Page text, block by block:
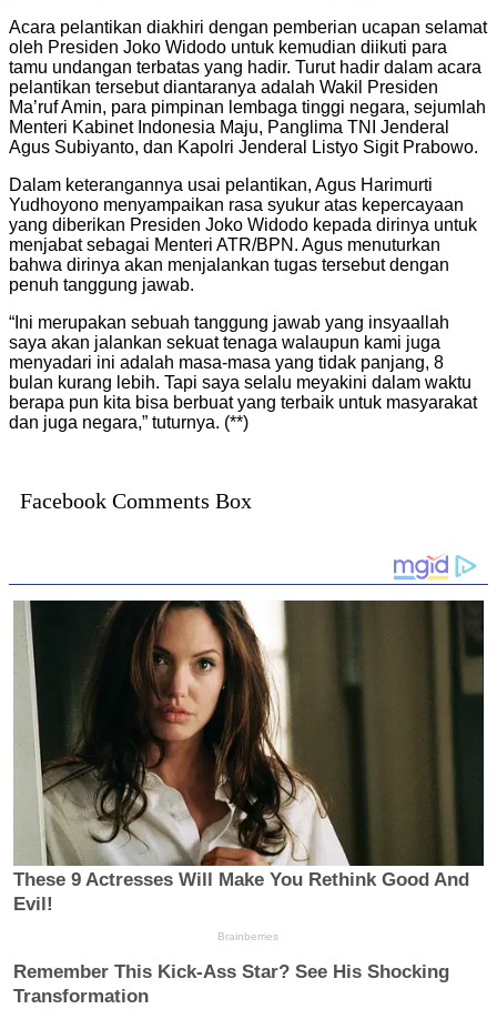
Acara pelantikan diakhiri dengan pemberian ucapan selamat
oleh Presiden Joko Widodo untuk kemudian diikuti para
tamu undangan terbatas yang hadir. Turut hadir dalam acara
pelantikan tersebut diantaranya adalah Wakil Presiden
Ma’ruf Amin, para pimpinan lembaga tinggi negara, sejumlah
Menteri Kabinet Indonesia Maju, Panglima TNI Jenderal
Agus Subiyanto, dan Kapolri Jenderal Listyo Sigit Prabowo.
Dalam keterangannya usai pelantikan, Agus Harimurti
Yudhoyono menyampaikan rasa syukur atas kepercayaan
yang diberikan Presiden Joko Widodo kepada dirinya untuk
menjabat sebagai Menteri ATR/BPN. Agus menuturkan
bahwa dirinya akan menjalankan tugas tersebut dengan
penuh tanggung jawab.
“Ini merupakan sebuah tanggung jawab yang insyaallah
saya akan jalankan sekuat tenaga walaupun kami juga
menyadari ini adalah masa-masa yang tidak panjang, 8
bulan kurang lebih. Tapi saya selalu meyakini dalam waktu
berapa pun kita bisa berbuat yang terbaik untuk masyarakat
dan juga negara,” tuturnya. (**)
Facebook Comments Box